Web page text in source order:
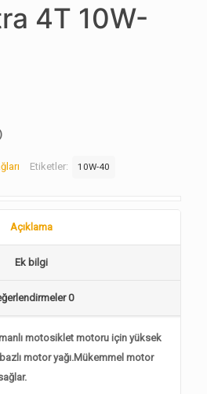
4T 10W-
Etiketler: 10W-40
Açıklama
Ek bilgi
0
motosiklet motoru için yüksek
motor yağı.Mükemmel motor